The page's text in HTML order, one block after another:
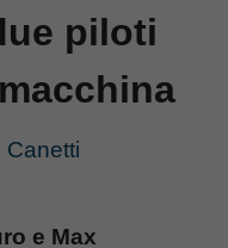
piloti
Canetti
e Max